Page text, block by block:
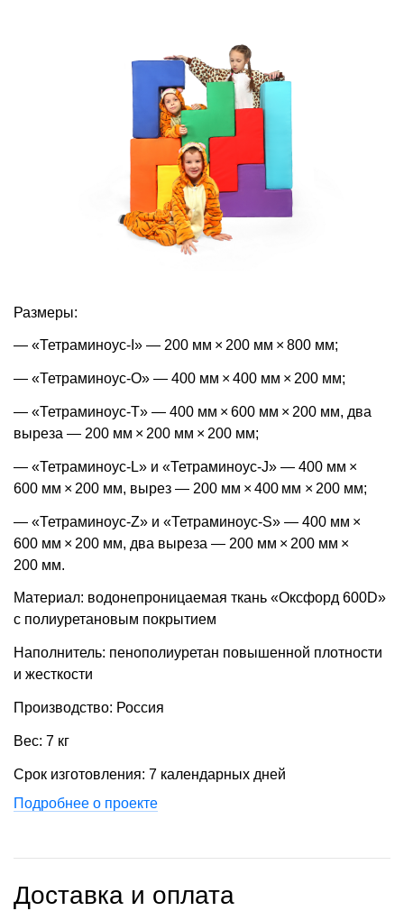
Размеры:
— «Тетраминоус-I» — 200 мм × 200 мм × 800 мм;
— «Тетраминоус-O» — 400 мм × 400 мм × 200 мм;
— «Тетраминоус-T» — 400 мм × 600 мм × 200 мм, два
выреза — 200 мм × 200 мм × 200 мм;
— «Тетраминоус-L» и «Тетраминоус-J» — 400 мм ×
600 мм × 200 мм, вырез — 200 мм × 400 мм × 200 мм;
— «Тетраминоус-Z» и «Тетраминоус-S» — 400 мм ×
600 мм × 200 мм, два выреза — 200 мм × 200 мм ×
200 мм.
Материал: водонепроницаемая ткань «Оксфорд 600D»
c полиуретановым покрытием
Наполнитель: пенополиуретан повышенной плотности
и жесткости
Производство: Россия
Вес: 7 кг
Срок изготовления: 7 календарных дней
Подробнее о проекте
Доставка и оплата